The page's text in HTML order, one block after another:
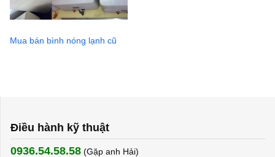
Mua bán bình nóng lạnh cũ
Điều hành kỹ thuật
0936.54.58.58 (Gặp anh Hải) ​